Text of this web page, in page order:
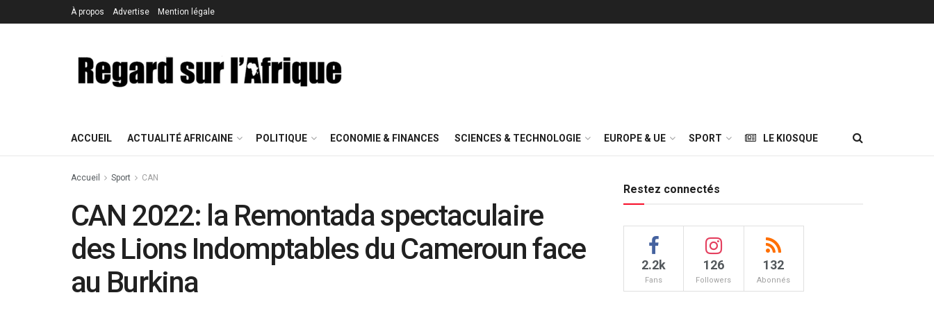
À propos Advertise Mention légale
ACCUEIL ACTUALITÉ AFRICAINE POLITIQUE ECONOMIE & FINANCES SCIENCES & TECHNOLOGIE EUROPE & UE SPORT LE KIOSQUE
Accueil Sport CAN
CAN 2022: la Remontada spectaculaire
des Lions Indomptables du Cameroun face
au Burkina
Restez connectés
2.2k
Fans
126
Followers
132
Abonnés